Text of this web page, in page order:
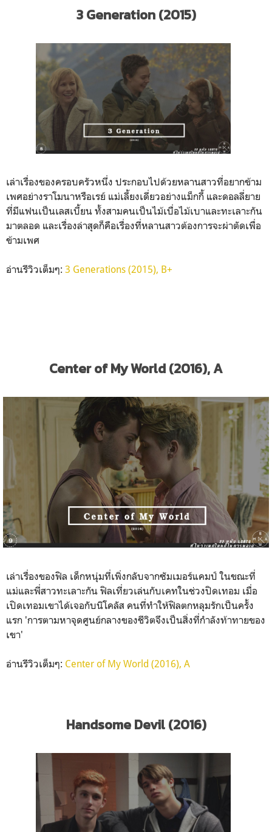
3 Generation (2015)
เล่าเรื่องของครอบครัวหนึ่ง ประกอบไปด้วยหลานสาวที่อยากข้าม
เพศอย่างราโมนาหรือเรย์ แม่เลี้ยงเดี่ยวอย่างแม็กกี้ และดอลลี่ยาย
ที่มีแฟนเป็นเลสเบี้ยน ทั้งสามคนเป็นไม้เบื่อไม้เบาและทะเลาะกัน
มาตลอด และเรื่องล่าสุดก็คือเรื่องที่หลานสาวต้องการจะผ่าตัดเพื่อ
ข้ามเพศ
อ่านรีวิวเต็มๆ: 3 Generations (2015), B+
Center of My World (2016), A
เล่าเรื่องของฟิล เด็กหนุ่มที่เพิ่งกลับจากซัมเมอร์แคมป์ ในขณะที่
แม่และพี่สาวทะเลาะกัน ฟิลเที่ยวเล่นกับเคทในช่วงปิดเทอม เมื่อ
เปิดเทอมเขาได้เจอกับนิโคลัส คนที่ทำให้ฟิลตกหลุมรักเป็นครั้ง
แรก 'การตามหาจุดศูนย์กลางของชีวิตจึงเป็นสิ่งที่กำลังท้าทายของ
เขา'
อ่านรีวิวเต็มๆ: Center of My World (2016), A
Handsome Devil (2016)